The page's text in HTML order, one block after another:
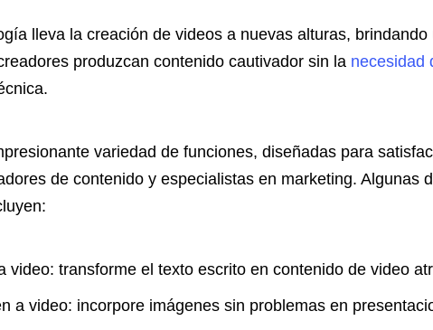
lleva la creación de videos a nuevas alturas, brindando
produzcan contenido cautivador sin la necesidad
variedad de funciones, diseñadas para
de contenido y especialistas en marketing. Algunas
video: transforme el texto escrito en contenido de video
a video: incorpore imágenes sin problemas en